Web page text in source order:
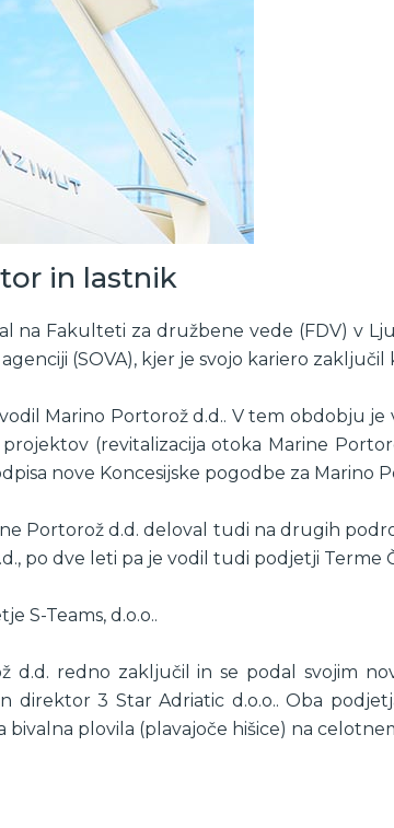
in lastnik
na Fakulteti za družbene vede (FDV) v
(SOVA), kjer je svojo kariero
Marino Portorož d.d.. V tem obdobju
(revitalizacija otoka Marine
nove Koncesijske pogodbe za Marino
Portorož d.d. deloval tudi na drugih
po dve leti pa je vodil tudi podjetji Terme
S-Teams, d.o.o..
d.d. redno zaključil in se podal svojim
direktor 3 Star Adriatic d.o.o.. Oba
plovila (plavajoče hišice) na